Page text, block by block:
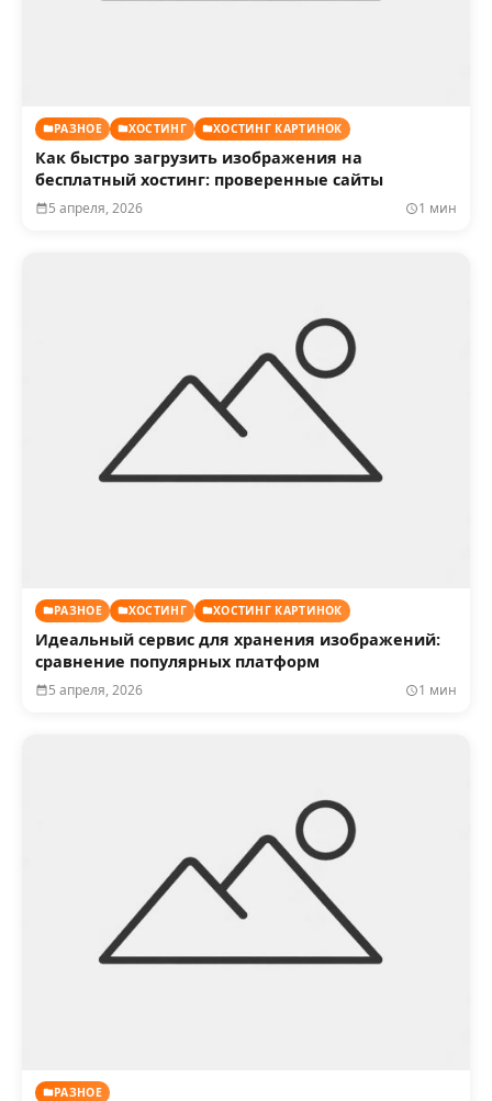
РАЗНОЕ ХОСТИНГ ХОСТИНГ КАРТИНОК
Как быстро загрузить изображения на
бесплатный хостинг: проверенные сайты
5 апреля, 2026 1 мин
РАЗНОЕ ХОСТИНГ ХОСТИНГ КАРТИНОК
Идеальный сервис для хранения изображений:
сравнение популярных платформ
5 апреля, 2026 1 мин
РАЗНОЕ